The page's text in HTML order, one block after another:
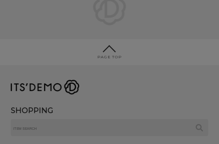
PAGE TOP
SHOPPING